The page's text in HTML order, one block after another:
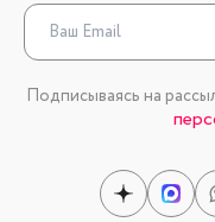
Подписываясь на